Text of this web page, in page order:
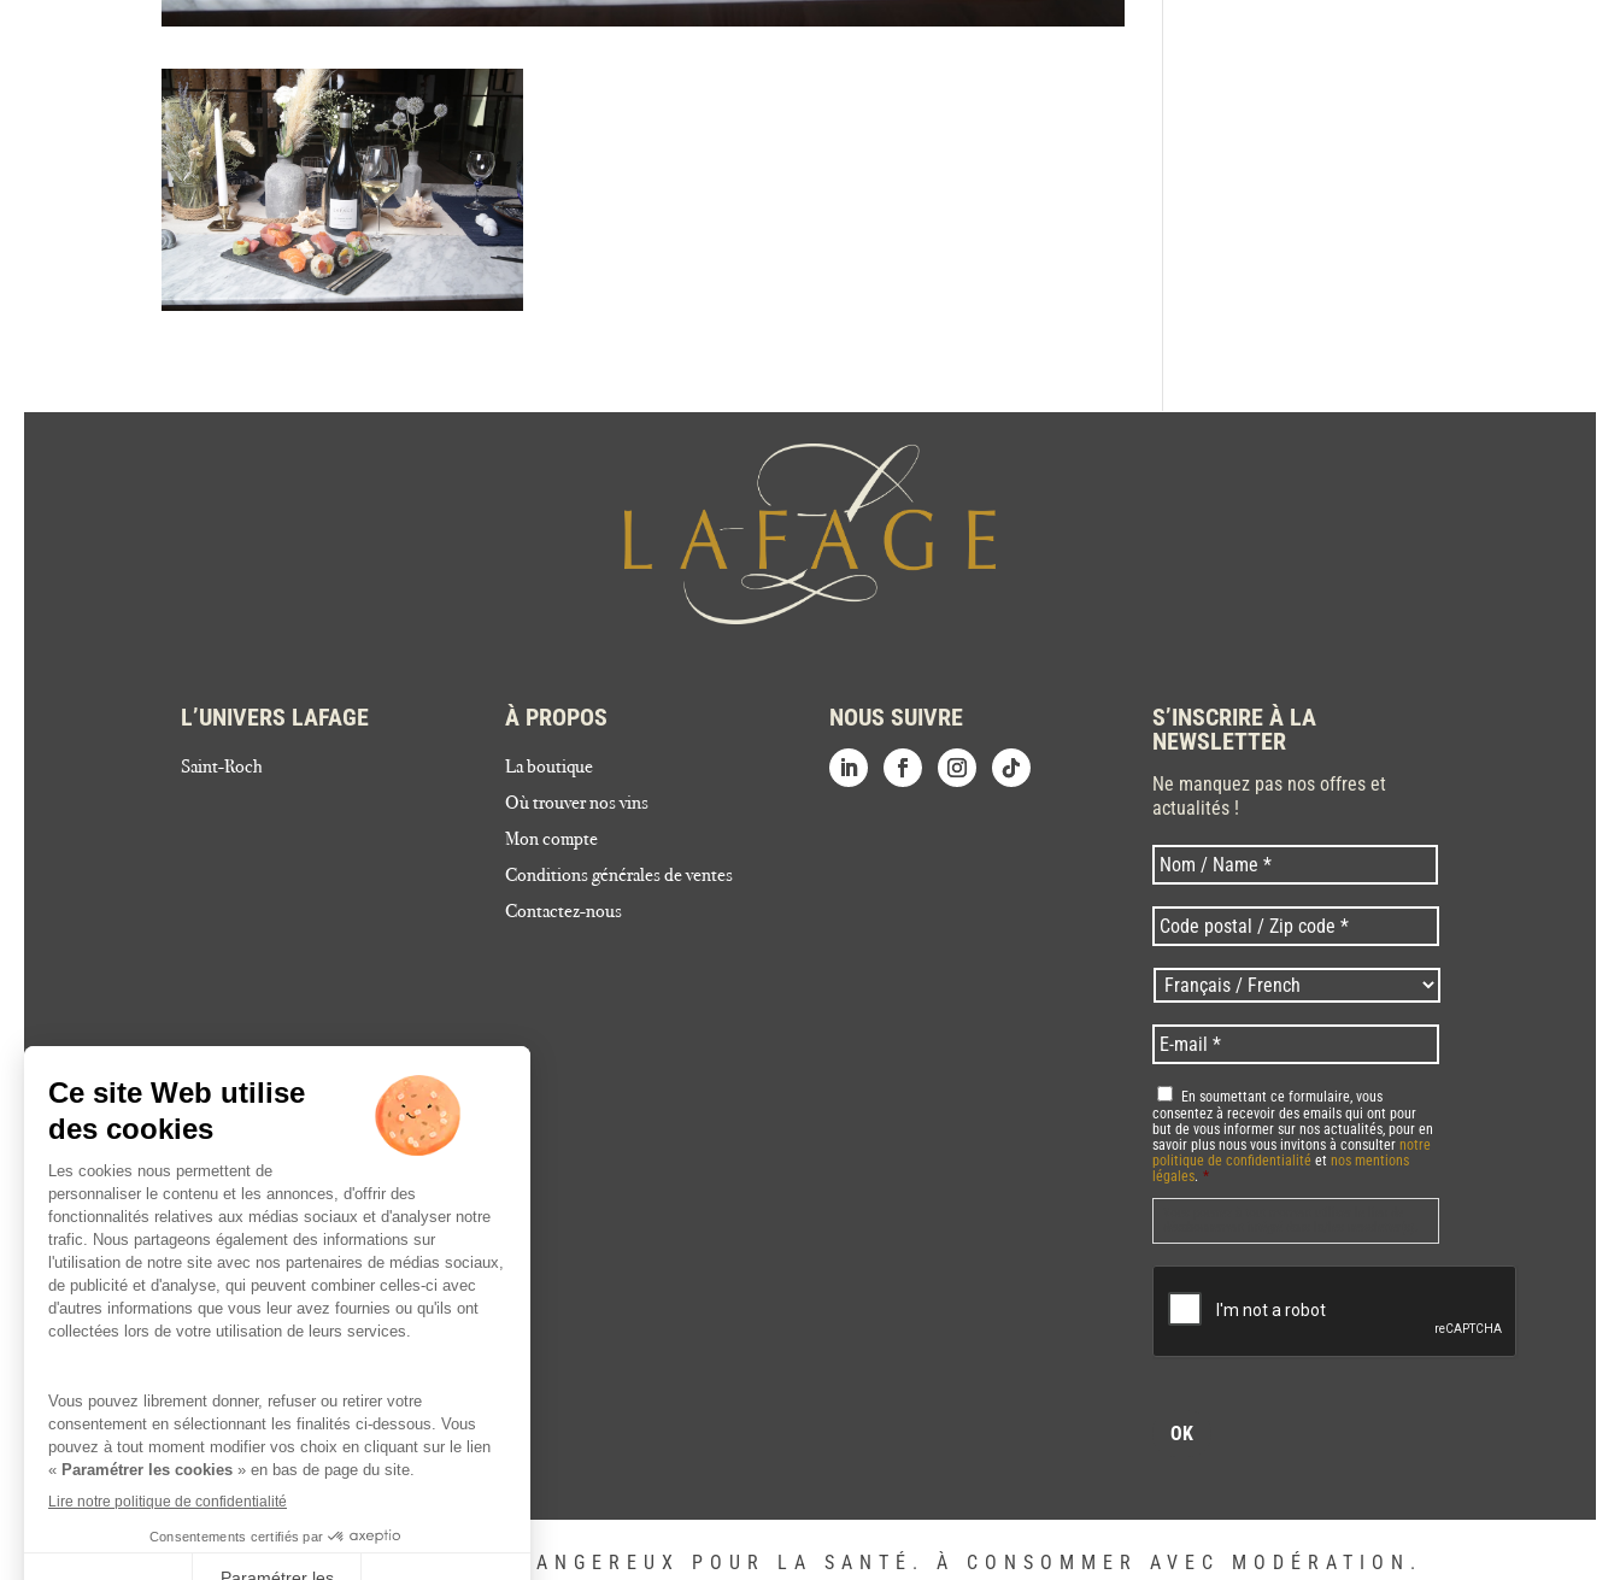
L’UNIVERS LAFAGE
Saint-Roch
À PROPOS
La boutique
Où trouver nos vins
Mon compte
Conditions générales de ventes
Contactez-nous
NOUS SUIVRE
S’INSCRIRE À LA
NEWSLETTER
Ne manquez pas nos offres et
actualités !
Nom * Nom
Code
postal
/
Zip
* *
Langues
/
Language *
E-
mail *
RGPD *
En soumettant ce formulaire, vous
consentez à recevoir des emails qui ont pour
but de vous informer sur nos actualités, pour en
savoir plus nous vous invitons à consulternotre
politique de confidentialité etnos mentions
légales. *
L’ABUS D’ALCOOL EST DANGEREUX POUR LA SANTÉ. À CONSOMMER AVEC MODÉRATION.